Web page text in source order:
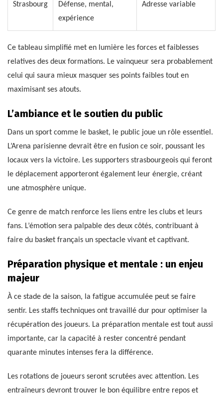
Strasbourg
Défense, mental,
expérience
Adresse variable
Ce tableau simplifié met en lumière les forces et faiblesses
relatives des deux formations. Le vainqueur sera probablement
celui qui saura mieux masquer ses points faibles tout en
maximisant ses atouts.
L’ambiance et le soutien du public
Dans un sport comme le basket, le public joue un rôle essentiel.
L’Arena parisienne devrait être en fusion ce soir, poussant les
locaux vers la victoire. Les supporters strasbourgeois qui feront
le déplacement apporteront également leur énergie, créant
une atmosphère unique.
Ce genre de match renforce les liens entre les clubs et leurs
fans. L’émotion sera palpable des deux côtés, contribuant à
faire du basket français un spectacle vivant et captivant.
Préparation physique et mentale : un enjeu
majeur
À ce stade de la saison, la fatigue accumulée peut se faire
sentir. Les staffs techniques ont travaillé dur pour optimiser la
récupération des joueurs. La préparation mentale est tout aussi
importante, car la capacité à rester concentré pendant
quarante minutes intenses fera la différence.
Les rotations de joueurs seront scrutées avec attention. Les
entraîneurs devront trouver le bon équilibre entre repos et